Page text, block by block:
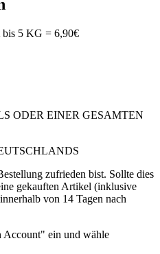
bis 5 KG = 6,90€
ODER EINER GESAMTEN
zufrieden bist. Sollte dies
gekauften Artikel (inklusive
von 14 Tagen nach
ein und wähle